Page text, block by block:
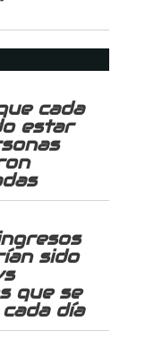
cada
estar
sido
que se
día